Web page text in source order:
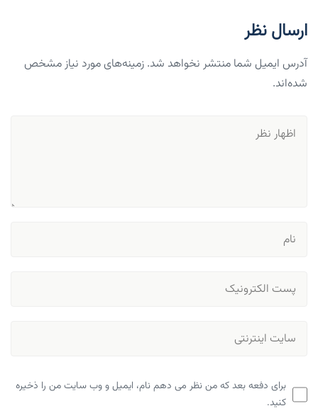
ارسال نظر
آدرس ایمیل شما منتشر نخواهد شد. زمینه‌های مورد نیاز مشخص
شده‌اند.
برای دفعه بعد که من نظر می دهم نام، ایمیل و وب سایت من را ذخیره
کنید.